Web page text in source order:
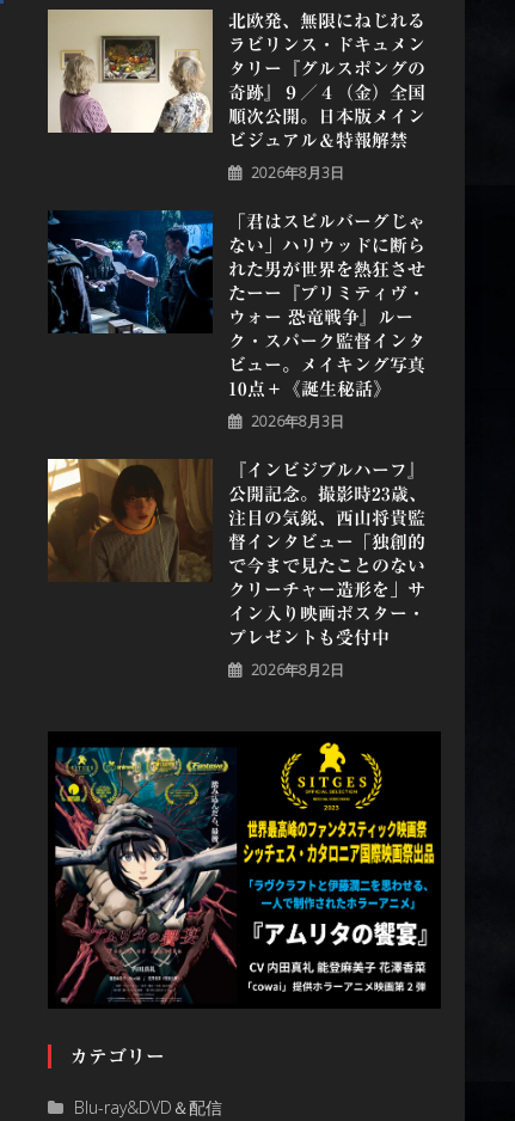
北欧発、無限にねじれる
ラビリンス・ドキュメン
タリー『グルスポングの
奇跡』９／４（金）全国
順次公開。日本版メイン
ビジュアル＆特報解禁
2026年8月3日
「君はスピルバーグじゃ
ない」ハリウッドに断ら
れた男が世界を熱狂させ
たーー『プリミティヴ・
ウォー 恐⻯戦争』ルー
ク・スパーク監督インタ
ビュー。メイキング写真
10点＋《誕⽣秘話》
2026年8月3日
『インビジブルハーフ』
公開記念。撮影時23歳、
注目の気鋭、⻄⼭将貴監
督インタビュー「独創的
で今まで見たことのない
クリーチャー造形を」サ
イン入り映画ポスター・
プレゼントも受付中
2026年8月2日
カテゴリー
Blu-ray&DVD＆配信